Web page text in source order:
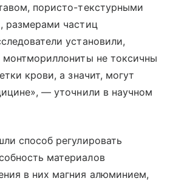
пористо-текстурными
размерами частиц
установили,
монтмориллониты не токсичны
крови, а значит, могут
— уточнили в научном
способ регулировать
материалов
в них магния алюминием,